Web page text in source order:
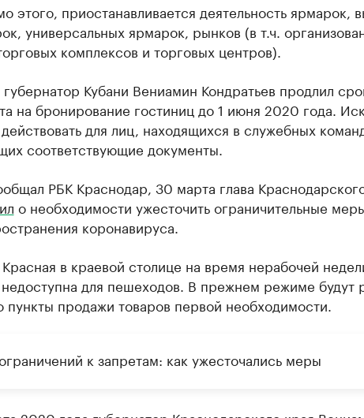
этого, приостанавливается деятельность ярмарок,
универсальных ярмарок, рынков (в т.ч.
комплексов и торговых центров).
Кубани Вениамин Кондратьев продлил
на бронирование гостиниц до 1 июня 2020 года.
для лиц, находящихся в служебных
соответствующие документы.
РБК Краснодар, 30 марта глава
о необходимости ужесточить ограничительные
коронавируса.
в краевой столице на время нерабочей
недоступна для пешеходов. В прежнем режиме будут
пункты продажи товаров первой необходимости.
к запретам: как ужесточались меры